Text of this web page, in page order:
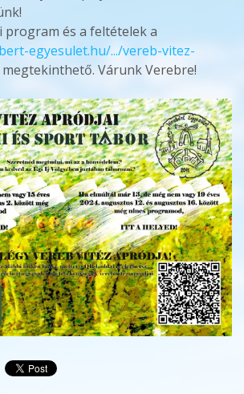
program és a feltételek a
egyesulet.hu/.../vereb-vitez-
Várunk Verebre!